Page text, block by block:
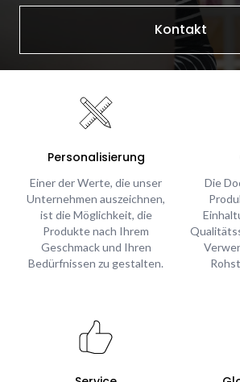
Kontakt
Personalisierung
Einer der Werte, die unser
Unternehmen auszeichnen,
ist die Möglichkeit, die
Produkte nach Ihrem
Geschmack und Ihren
Bedürfnissen zu gestalten.
Die